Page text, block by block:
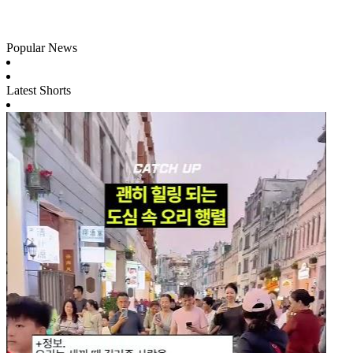
Popular News
Latest Shorts